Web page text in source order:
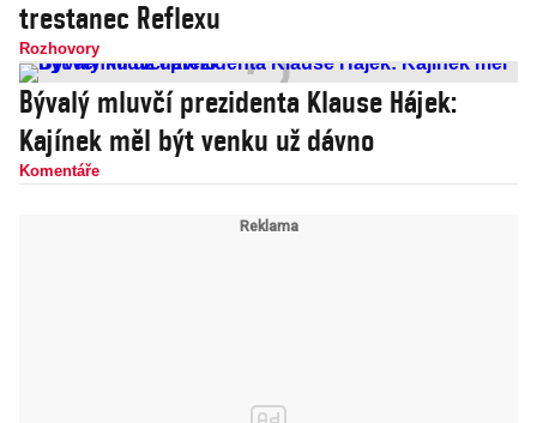
trestanec Reflexu
Rozhovory
Bývalý mluvčí prezidenta Klause Hájek:
Kajínek měl být venku už dávno
Komentáře